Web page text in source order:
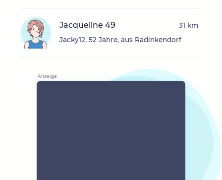
Jacqueline 49
Jacky12, 52 Jahre, aus Radinkendorf
31 km